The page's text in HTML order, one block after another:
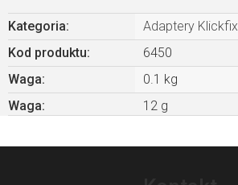
Kategoria:
Adaptery Klickfix
Kod produktu:
6450
Waga:
0.1 kg
Waga: 12 g